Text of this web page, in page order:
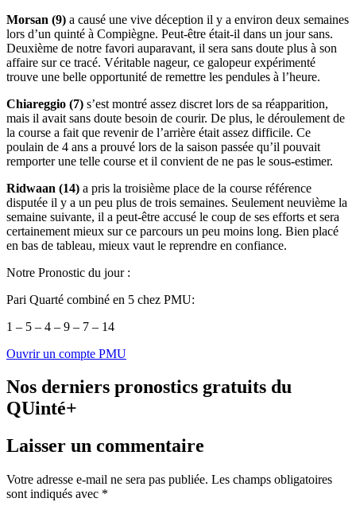
Morsan (9) a causé une vive déception il y a environ deux semaines
lors d’un quinté à Compiègne. Peut-être était-il dans un jour sans.
Deuxième de notre favori auparavant, il sera sans doute plus à son
affaire sur ce tracé. Véritable nageur, ce galopeur expérimenté
trouve une belle opportunité de remettre les pendules à l’heure.
Chiareggio (7) s’est montré assez discret lors de sa réapparition,
mais il avait sans doute besoin de courir. De plus, le déroulement de
la course a fait que revenir de l’arrière était assez difficile. Ce
poulain de 4 ans a prouvé lors de la saison passée qu’il pouvait
remporter une telle course et il convient de ne pas le sous-estimer.
Ridwaan (14) a pris la troisième place de la course référence
disputée il y a un peu plus de trois semaines. Seulement neuvième la
semaine suivante, il a peut-être accusé le coup de ses efforts et sera
certainement mieux sur ce parcours un peu moins long. Bien placé
en bas de tableau, mieux vaut le reprendre en confiance.
Notre Pronostic du jour :
Pari Quarté combiné en 5 chez PMU:
1 – 5 – 4 – 9 – 7 – 14
Ouvrir un compte PMU
Nos derniers pronostics gratuits du
QUinté+
Laisser un commentaire
Votre adresse e-mail ne sera pas publiée. Les champs obligatoires
sont indiqués avec *